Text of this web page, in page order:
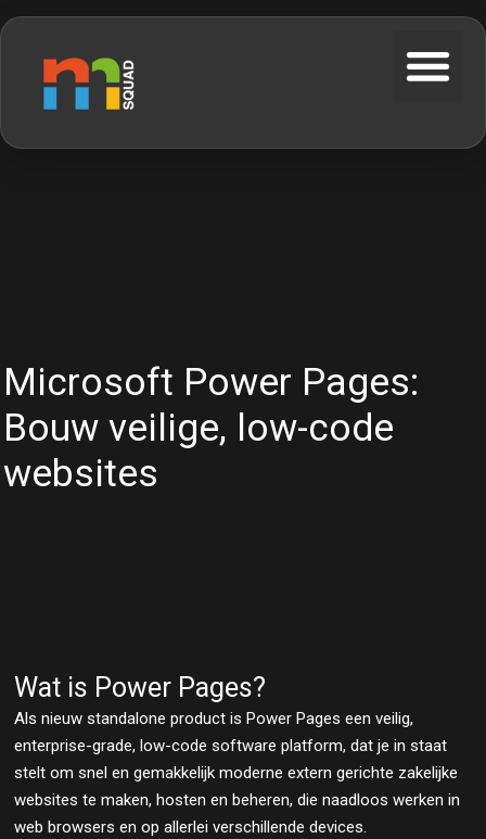
Microsoft Power Pages:
Bouw veilige, low-code
websites
Wat is Power Pages?
Als nieuw standalone product is Power Pages een veilig,
enterprise-grade, low-code software platform, dat je in staat
stelt om snel en gemakkelijk moderne extern gerichte zakelijke
websites te maken, hosten en beheren, die naadloos werken in
web browsers en op allerlei verschillende devices.